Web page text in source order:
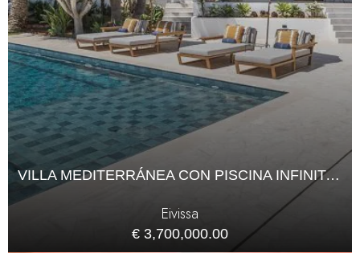
VILLA MEDITERRÁNEA CON PISCINA INFINITA EN CAN FURNET
Eivissa
€ 3,700,000.00